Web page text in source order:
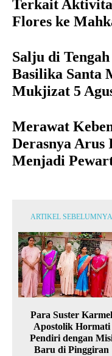
Terkait
Flores ke
Salju di
Basilika Santa
Mukjizat 5
Merawat
Derasnya
Menjadi
ARTIKEL SEBELUMNYA
Para Suster Karmel
Apostolik Hormati
Pendiri dengan
Baru di Pinggiran